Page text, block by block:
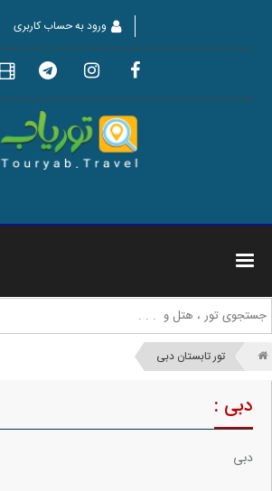
ورود به حساب کاربری
تور تابستان دبی
دبی :
دبی